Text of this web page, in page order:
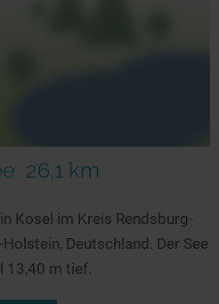
26,1 km
Kosel im Kreis Rendsburg-
Deutschland. Der See
13,40 m tief.